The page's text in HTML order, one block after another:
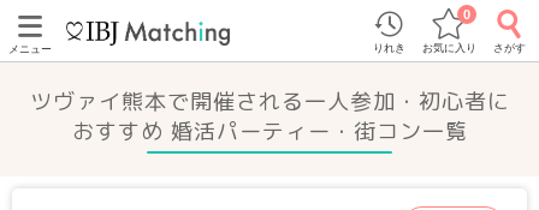
メニュー りれき お気に入り
0
さがす
ツヴァイ熊本で開催される一人参加・初心者に
おすすめ 婚活パーティー・街コン一覧